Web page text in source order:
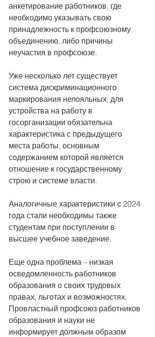
анкетирование работников, где
необходимо указывать свою
принадлежность к профсоюзному
объединению, либо причины
неучастия в профсоюзе.
Уже несколько лет существует
система дискриминационного
маркирования нелояльных: для
устройства на работу в
госорганизации обязательна
характеристика с предыдущего
места работы, основным
содержанием которой является
отношение к государственному
строю и системе власти.
Аналогичные характеристики с 2024
года стали необходимы также
студентам при поступлении в
высшее учебное заведение.
Еще одна проблема – низкая
осведомленность работников
образования о своих трудовых
правах, льготах и возможностях.
Провластный профсоюз работников
образования и науки не
информирует должным образом